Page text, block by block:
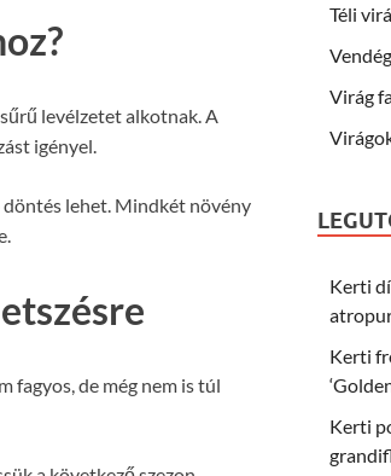
levélzetet alkotnak. A
igényel.
döntés lehet. Mindkét növény
fagyos, de még nem is túl
Téli
Virág
Kerti
Kerti
Kerti